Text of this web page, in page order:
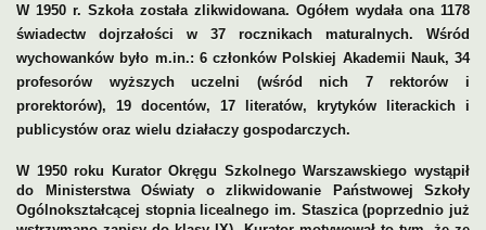
W 1950 r. Szkoła została zlikwidowana. Ogółem wydała ona 1178
świadectw dojrzałości w 37 rocznikach maturalnych. Wśród
wychowanków było m.in.: 6 członków Polskiej Akademii Nauk, 34
profesorów wyższych uczelni (wśród nich 7 rektorów i
prorektorów), 19 docentów, 17 literatów, krytyków literackich i
publicystów oraz wielu działaczy gospodarczych.
W 1950 roku Kurator Okręgu Szkolnego Warszawskiego wystąpił
do Ministerstwa Oświaty o zlikwidowanie Państwowej Szkoły
Ogólnokształcącej stopnia licealnego im. Staszica (poprzednio już
rokiem